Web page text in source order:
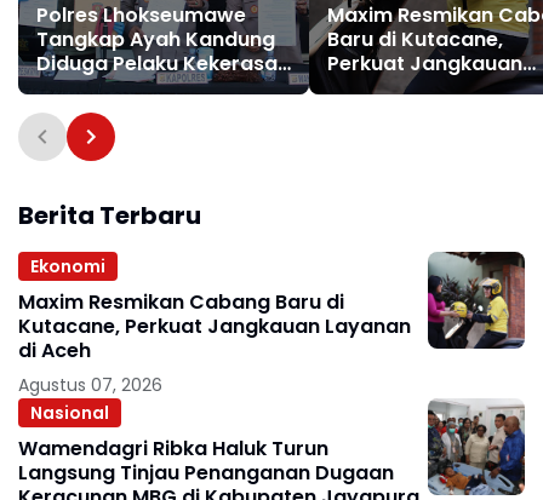
Polres Lhokseumawe
Tangkap Ayah Kandung
Diduga Pelaku Kekerasan
Seksual Anak
Maxim Resmikan
Baru di Kutacane,
Perkuat Jangkauan
Layanan di Aceh
Berita Terbaru
Ekonomi
Maxim Resmikan Cabang Baru di
Kutacane, Perkuat Jangkauan Layanan
di Aceh
Agustus 07, 2026
Nasional
Wamendagri Ribka Haluk Turun
Langsung Tinjau Penanganan Dugaan